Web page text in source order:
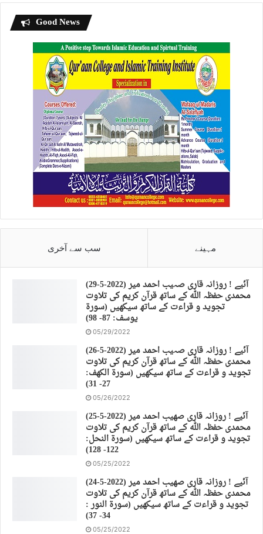
Good News
سب سے آخری مہینے
(29-5-2022) آئیے ! روزانہ قاری صہیب احمد میر
محمدی حفظہ اللہ کے ساتھ قرآن کریم کی تلاوت
تجوید و قراءت کے ساتھ سیکھیں (سورة
يوسف: 87- 98)
05/29/2022
(26-5-2022) آئیے ! روزانہ قاری صہیب احمد میر
محمدی حفظہ اللہ کے ساتھ قرآن کریم کی تلاوت
تجوید و قراءت کے ساتھ سیکھیں (سورة الكهف:
27- 31)
05/26/2022
(25-5-2022) آئیے ! روزانہ قاری صهیب احمد میر
محمدی حفظہ اللہ کے ساتھ قرآن کریم کی تلاوت
تجوید و قراءت کے ساتھ سیکھیں (سورة النحل:
122- 128)
05/25/2022
(24-5-2022) آئیے ! روزانہ قاری صهیب احمد میر
محمدی حفظہ اللہ کے ساتھ قرآن کریم کی تلاوت
تجوید و قراءت کے ساتھ سیکھیں (سورة النور :
34- 37)
05/25/2022